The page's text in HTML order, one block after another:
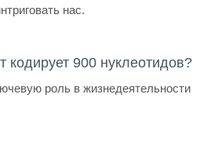
нас.
кодирует 900 нуклеотидов?
роль в жизнедеятельности